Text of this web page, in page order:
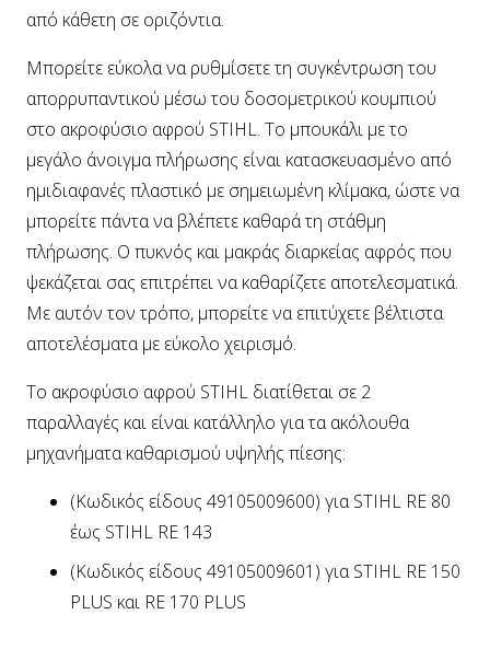
από κάθετη σε οριζόντια.
Μπορείτε εύκολα να ρυθμίσετε τη συγκέντρωση του
απορρυπαντικού μέσω του δοσομετρικού κουμπιού
στο ακροφύσιο αφρού STIHL. Το μπουκάλι με το
μεγάλο άνοιγμα πλήρωσης είναι κατασκευασμένο από
ημιδιαφανές πλαστικό με σημειωμένη κλίμακα, ώστε να
μπορείτε πάντα να βλέπετε καθαρά τη στάθμη
πλήρωσης. Ο πυκνός και μακράς διαρκείας αφρός που
ψεκάζεται σας επιτρέπει να καθαρίζετε αποτελεσματικά.
Με αυτόν τον τρόπο, μπορείτε να επιτύχετε βέλτιστα
αποτελέσματα με εύκολο χειρισμό.
Το ακροφύσιο αφρού STIHL διατίθεται σε 2
παραλλαγές και είναι κατάλληλο για τα ακόλουθα
μηχανήματα καθαρισμού υψηλής πίεσης:
(Κωδικός είδους 49105009600) για STIHL RE 80
έως STIHL RE 143
(Κωδικός είδους 49105009601) για STIHL RE 150
PLUS και RE 170 PLUS